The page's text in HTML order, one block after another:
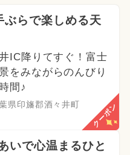
ぶらで楽しめる天
IC降りてすぐ！富士
をみながらのんびり
間♪
県印旛郡酒々井町 クーポン
いで心温まるひと